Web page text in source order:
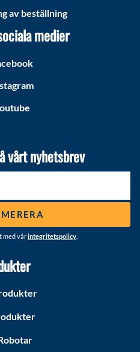
av beställning
medier
vårt nyhetsbrev
med vårintegritetspolicy